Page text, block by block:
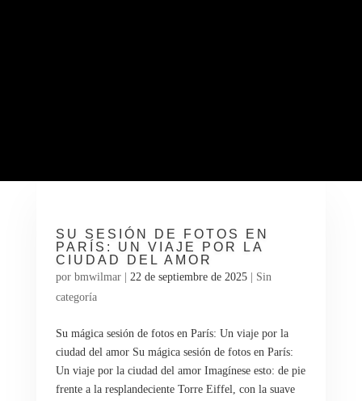
SU SESIÓN DE FOTOS EN
PARÍS: UN VIAJE POR LA
CIUDAD DEL AMOR
por bmwilmar| 22 de septiembre de 2025| Sin
categoría
Su mágica sesión de fotos en París: Un viaje por la
ciudad del amor Su mágica sesión de fotos en París:
Un viaje por la ciudad del amor Imagínese esto: de pie
frente a la resplandeciente Torre Eiffel, con la suave